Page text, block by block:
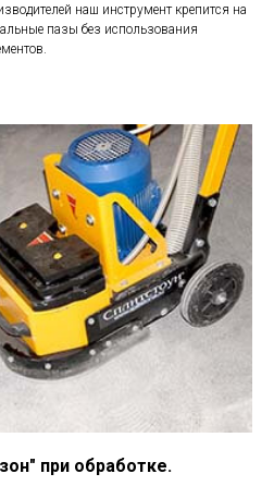
наш инструмент крепится на
пазы без использования
при обработке.